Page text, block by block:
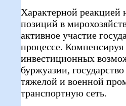
Характерной реакцией
позиций в
активное участие
процессе.
инвестиционных
буржуазии,
тяжелой и военной
транспортную сеть.